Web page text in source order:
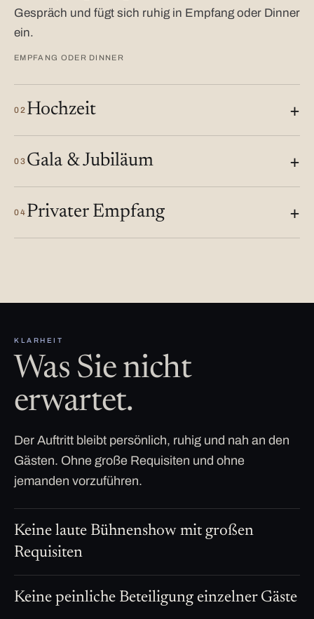
Gespräch und fügt sich ruhig in Empfang oder Dinner
ein.
EMPFANG ODER DINNER
02 Hochzeit
03 Gala & Jubiläum
04 Privater Empfang
KLARHEIT
Was Sie nicht
erwartet.
Der Auftritt bleibt persönlich, ruhig und nah an den
Gästen. Ohne große Requisiten und ohne
jemanden vorzuführen.
Keine laute Bühnenshow mit großen
Requisiten
Keine peinliche Beteiligung einzelner Gäste